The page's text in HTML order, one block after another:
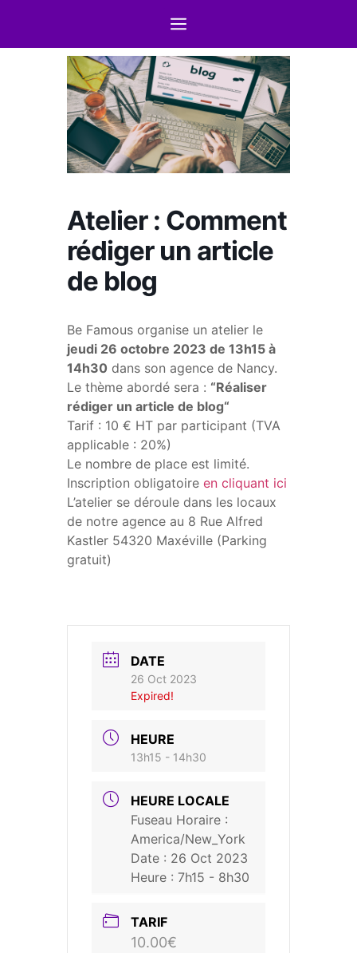
Atelier : Comment
rédiger un article
de blog
Be Famous organise un atelier le
jeudi 26 octobre 2023 de 13h15 à
14h30 dans son agence de Nancy.
Le thème abordé sera : “Réaliser
rédiger un article de blog“
Tarif : 10 € HT par participant (TVA
applicable : 20%)
Le nombre de place est limité.
Inscription obligatoire en cliquant ici
L’atelier se déroule dans les locaux
de notre agence au 8 Rue Alfred
Kastler 54320 Maxéville (Parking
gratuit)
DATE
26 Oct 2023
Expired!
HEURE
13h15 - 14h30
HEURE LOCALE
Fuseau Horaire :
America/New_York
Date : 26 Oct 2023
Heure : 7h15 - 8h30
TARIF
10.00€